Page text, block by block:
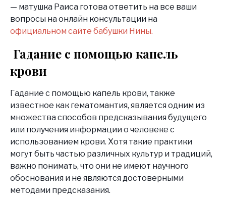
— матушка Раиса готова ответить на все ваши
вопросы на онлайн консультации на
официальном сайте бабушки Нины.
Гадание с помощью капель
крови
Гадание с помощью капель крови, также
известное как гематомантия, является одним из
множества способов предсказывания будущего
или получения информации о человеке с
использованием крови. Хотя такие практики
могут быть частью различных культур и традиций,
важно понимать, что они не имеют научного
обоснования и не являются достоверными
методами предсказания.